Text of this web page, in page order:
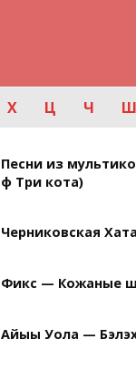
Х Ц Ч Ш
Песни из
ф Три кота)
Черниковская
Фикс — Кожаные
Айыы Уола —